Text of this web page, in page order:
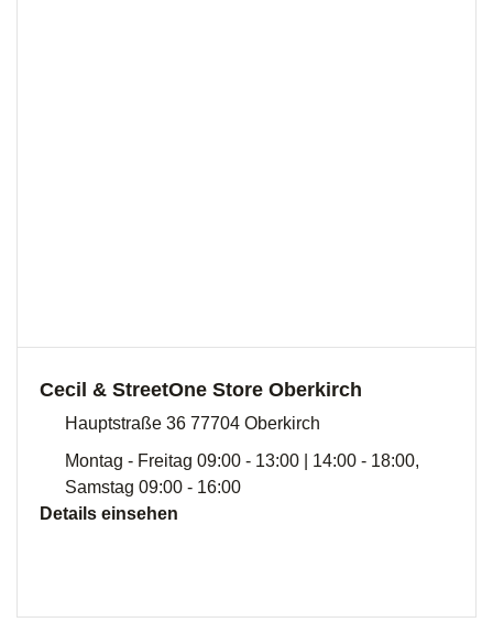
Cecil & StreetOne Store Oberkirch
Hauptstraße 36 77704 Oberkirch
Montag - Freitag 09:00 - 13:00 | 14:00 - 18:00,
Samstag 09:00 - 16:00
Details einsehen